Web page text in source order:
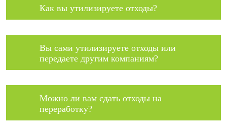
Как вы утилизируете отходы?
Вы сами утилизируете отходы или
передаете другим компаниям?
Можно ли вам сдать отходы на
переработку?